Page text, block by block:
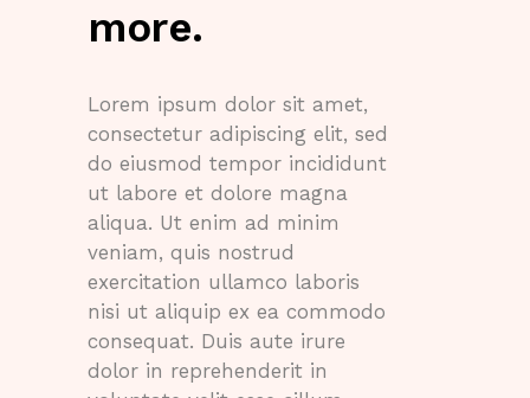
more.
Lorem ipsum dolor sit amet,
consectetur adipiscing elit, sed
do eiusmod tempor incididunt
ut labore et dolore magna
aliqua. Ut enim ad minim
veniam, quis nostrud
exercitation ullamco laboris
nisi ut aliquip ex ea commodo
consequat. Duis aute irure
dolor in reprehenderit in